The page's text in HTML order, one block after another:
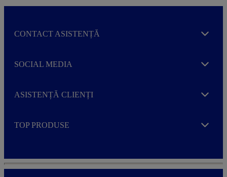
CONTACT ASISTENȚĂ Expand
SOCIAL MEDIA Expand
ASISTENȚĂ CLIENȚI Expand
TOP PRODUSE Expand